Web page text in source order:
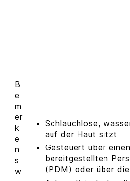
B
e
m
er
k
e
n
s
w
Schlauchlose,
auf der Haut sitzt
Gesteuert über
bereitgestellten
(PDM) oder über